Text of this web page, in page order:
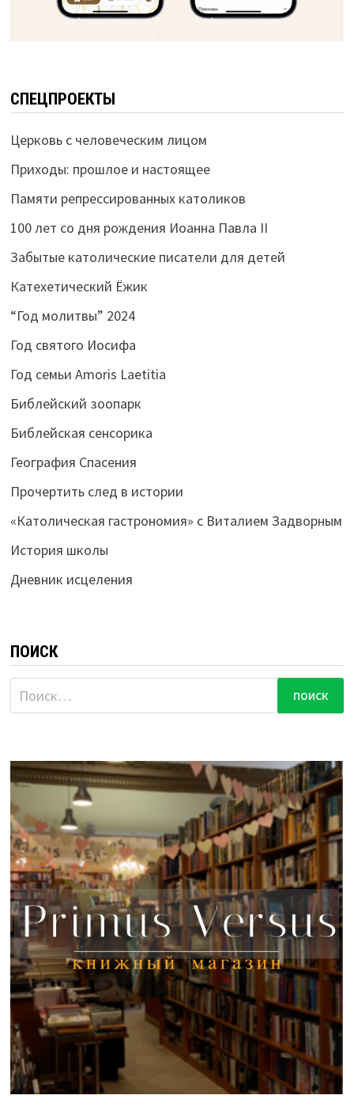
СПЕЦПРОЕКТЫ
Церковь с человеческим лицом
Приходы: прошлое и настоящее
Памяти репрессированных католиков
100 лет со дня рождения Иоанна Павла II
Забытые католические писатели для детей
Катехетический Ёжик
“Год молитвы” 2024
Год святого Иосифа
Год семьи Amoris Laetitia
Библейский зоопарк
Библейская сенсорика
География Спасения
Прочертить след в истории
«Католическая гастрономия» с Виталием Задворным
История школы
Дневник исцеления
ПОИСК
Найти: